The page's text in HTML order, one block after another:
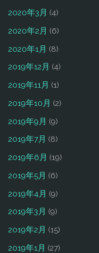
2020年3月 (4)
2020年2月 (6)
2020年1月 (8)
2019年12月 (4)
2019年11月 (1)
2019年10月 (2)
2019年9月 (9)
2019年7月 (8)
2019年6月 (19)
2019年5月 (6)
2019年4月 (9)
2019年3月 (9)
2019年2月 (15)
2019年1月 (27)